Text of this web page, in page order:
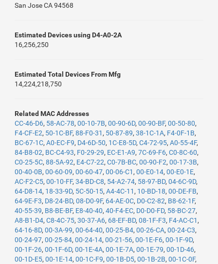
San Jose CA 94568
Estimated Devices using D4-A0-2A
16,256,250
Estimated Total Devices From Mfg
14,224,218,750
Related MAC Addresses
CC-46-D6, 58-AC-78, 00-10-7B, 00-90-6D, 00-90-BF, 00-50-80,
F4-CF-E2, 50-1C-BF, 88-F0-31 , 50-87-89, 38-1C-1A, F4-0F-1B,
BC-67-1C, A0-EC-F9, D4-6D-50, 1C-E8-5D, C4-72-95, A0-55-4F,
84-B8-02, BC-C4-93, F0-29-29, EC-E1-A9, 7C-69-F6, C0-8C-60,
C0-25-5C, 88-5A-92, E4-C7-22, C0-7B-BC, 00-90-F2, 00-17-3B,
00-40-0B, 00-60-09, 00-60-47, 00-06-C1 , 00-E0-14, 00-E0-1E,
AC-F2-C5, 00-10-FF, 34-BD-C8, 54-A2-74, 58-97-BD, 04-6C-9D,
64-D8-14, 18-33-9D, 5C-50-15, A4-4C-11 , 10-BD-18, 00-DE-FB,
64-9E-F3, D8-24-BD, 08-D0-9F, 64-AE-0C, D0-C2-82, B8-62-1F,
40-55-39, B8-BE-BF, E8-40-40, 40-F4-EC, D0-D0-FD, 58-BC-27,
A8-B1-D4, C8-4C-75, 30-37-A6, 68-EF-BD, 08-1F-F3, F4-AC-C1 ,
64-16-8D, 00-3A-99, 00-64-40, 00-25-B4, 00-26-CA, 00-24-C3,
00-24-97, 00-25-84, 00-24-14, 00-21-56, 00-1E-F6, 00-1F-9D,
00-1F-26, 00-1F-6D, 00-1E-4A, 00-1E-7A, 00-1E-79, 00-1D-46,
00-1D-E5, 00-1E-14, 00-1C-F9, 00-1B-D5, 00-1B-2B, 00-1C-0F,